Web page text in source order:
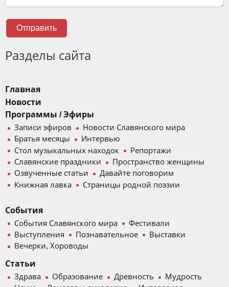
Отправить
Разделы сайта
Главная
Новости
Программы / Эфиры
Записи эфиров
Новости Славянского мира
Братья месяцы
Интервью
Стол музыкальных находок
Репортажи
Славянские праздники
Пространство женщины
Озвученные статьи
Давайте поговорим
Книжная лавка
Страницы родной поэзии
События
События Славянского мира
Фестивали
Выступления
Познавательное
Выставки
Вечерки, Хороводы
Статьи
Здрава Образование Древность
Мудрость